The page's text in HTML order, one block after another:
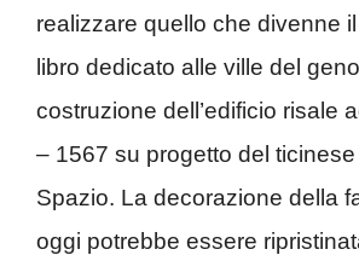
realizzare quello che divenne
libro dedicato alle ville del
costruzione dell’edificio risale
– 1567 su progetto del
Spazio. La decorazione della
oggi potrebbe essere